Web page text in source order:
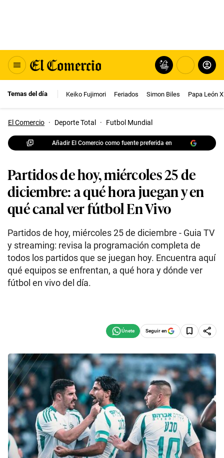
Temas del día Keiko Fujimori Feriados Simon Biles Papa León
El Comercio · Deporte Total · Futbol Mundial
Añadir El Comercio como fuente preferida en
Partidos de hoy, miércoles 25 de
diciembre: a qué hora juegan y en
qué canal ver fútbol En Vivo
Partidos de hoy, miércoles 25 de diciembre - Guia TV
y streaming: revisa la programación completa de
todos los partidos que se juegan hoy. Encuentra aquí
qué equipos se enfrentan, a qué hora y dónde ver
fútbol en vivo del día.
Seguir en